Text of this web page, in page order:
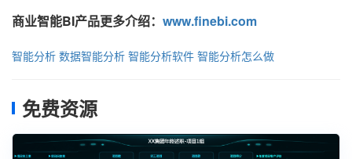
商业智能BI产品更多介绍： www.finebi.com
智能分析 数据智能分析 智能分析软件 智能分析怎么做
免费资源